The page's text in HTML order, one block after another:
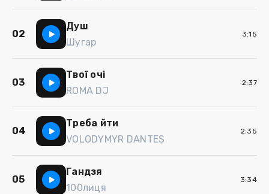
02
Душ
Шугар
3:15
03
Твої очі
ROMA DJ
2:37
04
Треба йти
VOLODYMYR DANTES
2:35
05
Гандзя
100лиця
3:34